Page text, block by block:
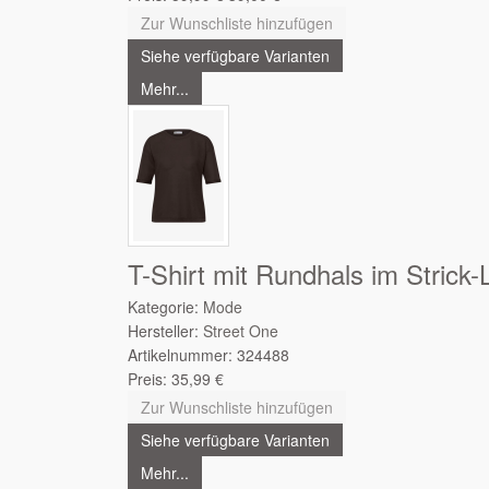
Zur Wunschliste hinzufügen
Siehe verfügbare Varianten
Mehr...
T-Shirt mit Rundhals im Strick-
Kategorie: Mode
Hersteller: Street One
Artikelnummer: 324488
Preis: 35,99 €
Zur Wunschliste hinzufügen
Siehe verfügbare Varianten
Mehr...